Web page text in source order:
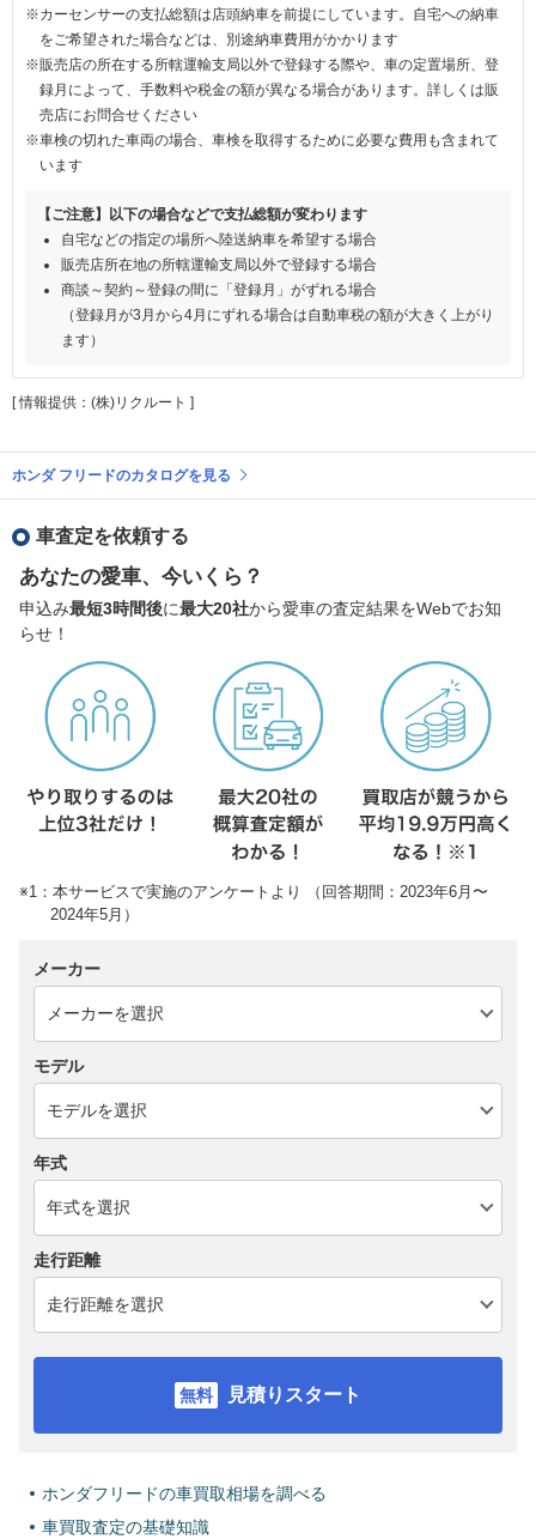
※カーセンサーの支払総額は店頭納車を前提にしています。自宅への納車
をご希望された場合などは、別途納車費用がかかります
※販売店の所在する所轄運輸支局以外で登録する際や、車の定置場所、登
録月によって、手数料や税金の額が異なる場合があります。詳しくは販
売店にお問合せください
※車検の切れた車両の場合、車検を取得するために必要な費用も含まれて
います
【ご注意】以下の場合などで支払総額が変わります
自宅などの指定の場所へ陸送納車を希望する場合
販売店所在地の所轄運輸支局以外で登録する場合
商談～契約～登録の間に「登録月」がずれる場合
（登録月が3月から4月にずれる場合は自動車税の額が大きく上がり
ます）
[ 情報提供：(株)リクルート ]
ホンダ フリードのカタログを見る
車査定を依頼する
あなたの愛車、今いくら？
申込み最短3時間後に最大20社から愛車の査定結果をWebでお知
らせ！
※1：本サービスで実施のアンケートより （回答期間：2023年6月〜
2024年5月）
メーカー
モデル
年式
走行距離
見積りスタート
ホンダフリードの車買取相場を調べる
車買取査定の基礎知識